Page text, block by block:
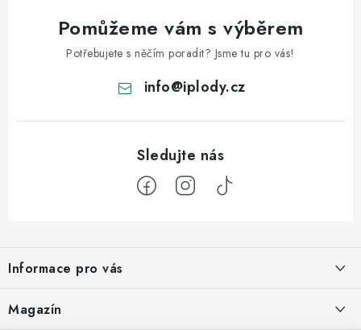
Pomůžeme vám s výběrem
Potřebujete s něčím poradit? Jsme tu pro vás!
info@iplody.cz
p
a
t
Informace pro vás
Doprava a platba
Magazín